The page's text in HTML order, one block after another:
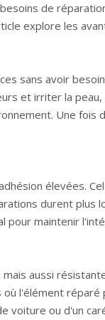
de
explore les
sans avoir
et irriter la peau,
Une fois
élevées.
durent plus
pour maintenir
aussi
où l'élément réparé
voiture ou d'un